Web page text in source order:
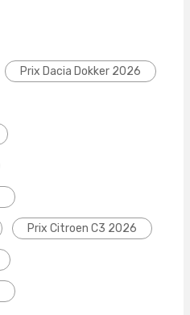
Prix Dacia Dokker 2026
Prix Citroen C3 2026